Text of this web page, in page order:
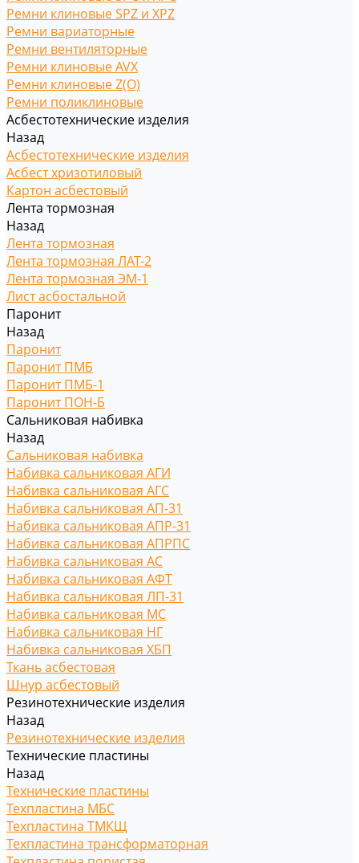
Ремни клиновые SPZ и XPZ
Ремни вариаторные
Ремни вентиляторные
Ремни клиновые AVX
Ремни клиновые Z(O)
Ремни поликлиновые
Асбестотехнические изделия
Назад
Асбестотехнические изделия
Асбест хризотиловый
Картон асбестовый
Лента тормозная
Назад
Лента тормозная
Лента тормозная ЛАТ-2
Лента тормозная ЭМ-1
Лист асбостальной
Паронит
Назад
Паронит
Паронит ПМБ
Паронит ПМБ-1
Паронит ПОН-Б
Сальниковая набивка
Назад
Сальниковая набивка
Набивка сальниковая АГИ
Набивка сальниковая АГС
Набивка сальниковая АП-31
Набивка сальниковая АПР-31
Набивка сальниковая АПРПС
Набивка сальниковая АС
Набивка сальниковая АФТ
Набивка сальниковая ЛП-31
Набивка сальниковая МС
Набивка сальниковая НГ
Набивка сальниковая ХБП
Ткань асбестовая
Шнур асбестовый
Резинотехнические изделия
Назад
Резинотехнические изделия
Технические пластины
Назад
Технические пластины
Техпластина МБС
Техпластина ТМКЩ
Техпластина трансформаторная